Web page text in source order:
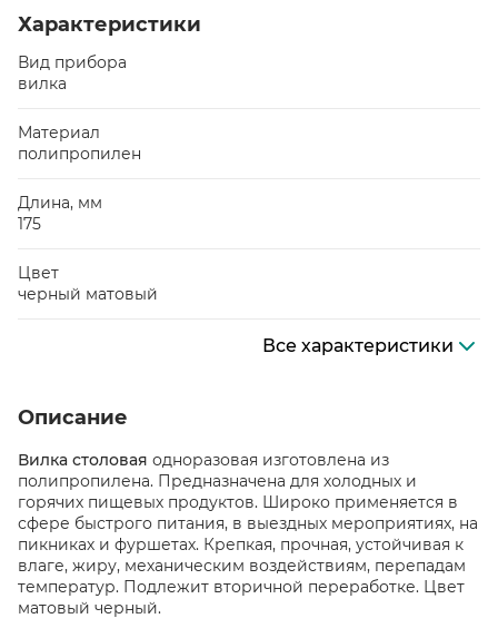
Характеристики
Вид прибора
вилка
Материал
полипропилен
Длина, мм
175
Цвет
черный матовый
Все характеристики
Описание
Вилка столовая одноразовая изготовлена из
полипропилена. Предназначена для холодных и
горячих пищевых продуктов. Широко применяется в
сфере быстрого питания, в выездных мероприятиях, на
пикниках и фуршетах. Крепкая, прочная, устойчивая к
влаге, жиру, механическим воздействиям, перепадам
температур. Подлежит вторичной переработке. Цвет
матовый черный.